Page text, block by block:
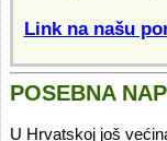
Link na našu
POSEBNA
U Hrvatskoj još